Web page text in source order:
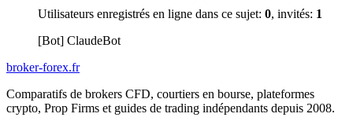
Utilisateurs enregistrés en ligne dans ce sujet: 0, invités: 1
[Bot] ClaudeBot
broker-forex.fr
Comparatifs de brokers CFD, courtiers en bourse, plateformes
crypto, Prop Firms et guides de trading indépendants depuis 2008.